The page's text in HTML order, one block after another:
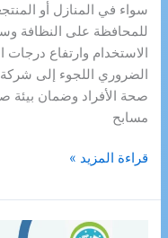
سواء في المنازل أو
للمحافظة على النظافة
الاستخدام وارتفاع
الضروري اللجوء إلى
صحة الأفراد وضمان
مسابح
شركة
مسابح
قراءة المزيد »